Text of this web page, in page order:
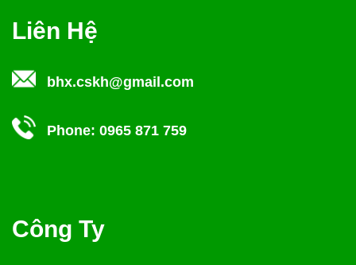
Liên Hệ
bhx.cskh@gmail.com
Phone: 0965 871 759
Công Ty